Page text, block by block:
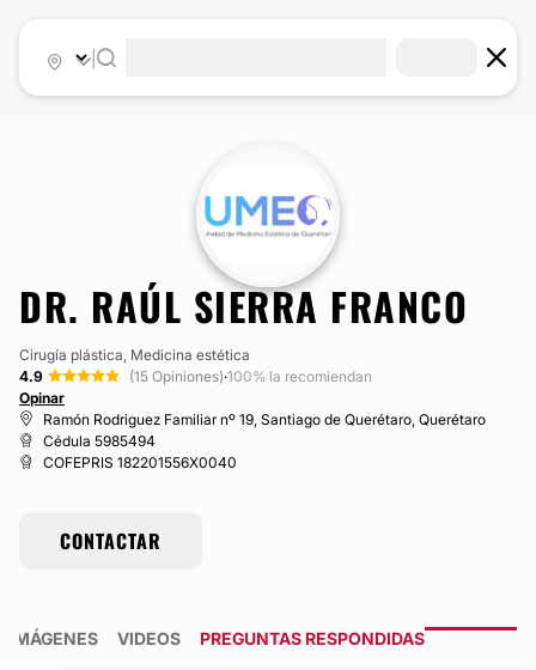
DR. RAÚL SIERRA FRANCO
Cirugía plástica, Medicina estética
4.9
(15 Opiniones)·100% la recomiendan
Opinar
Ramón Rodriguez Familiar nº 19, Santiago de Querétaro, Querétaro
Cédula 5985494
COFEPRIS 182201556X0040
CONTACTAR
IMÁGENES VIDEOS PREGUNTAS RESPONDIDAS